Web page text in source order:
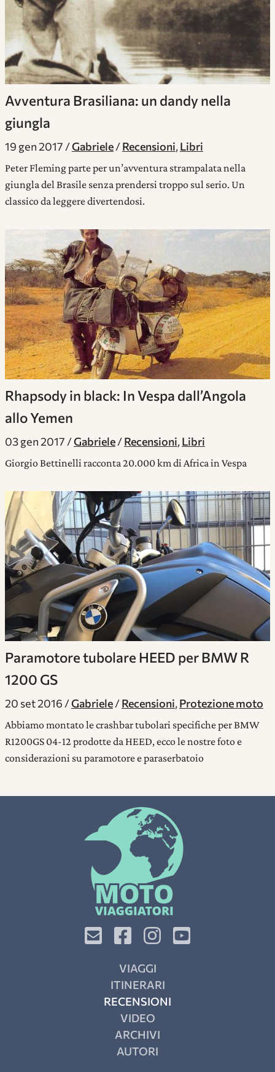
Avventura Brasiliana: un dandy nella
giungla
19 gen 2017 Gabriele Recensioni,Libri
Peter Fleming parte per un’avventura strampalata nella
giungla del Brasile senza prendersi troppo sul serio. Un
classico da leggere divertendosi.
Rhapsody in black: In Vespa dall’Angola
allo Yemen
03 gen 2017 Gabriele Recensioni, Libri
Giorgio Bettinelli racconta 20.000 km di Africa in Vespa
Paramotore tubolare HEED per BMW R
1200 GS
20 set 2016 Gabriele Recensioni, Protezione moto
Abbiamo montato le crashbar tubolari specifiche per BMW
R1200GS 04-12 prodotte da HEED, ecco le nostre foto e
considerazioni su paramotore e paraserbatoio
VIAGGI
ITINERARI
RECENSIONI
VIDEO
ARCHIVI
AUTORI